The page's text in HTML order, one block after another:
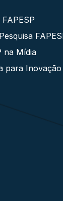
na Mídia
para Inovação